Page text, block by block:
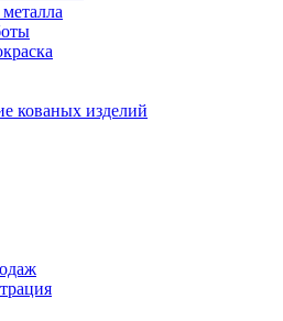
кованых изделий